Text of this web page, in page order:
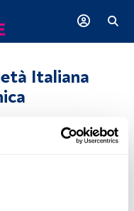
Italiana